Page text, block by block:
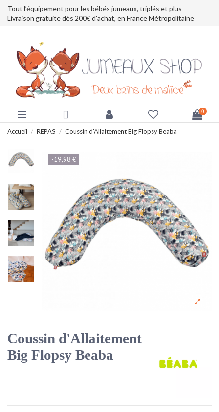
Tout l’équipement pour les bébés jumeaux, triplés et plus
Livraison gratuite dès 200€ d'achat, en France Métropolitaine
0
Accueil REPAS Coussin d'Allaitement Big Flopsy Beaba
-19,98 €
Coussin d'Allaitement
Big Flopsy Beaba